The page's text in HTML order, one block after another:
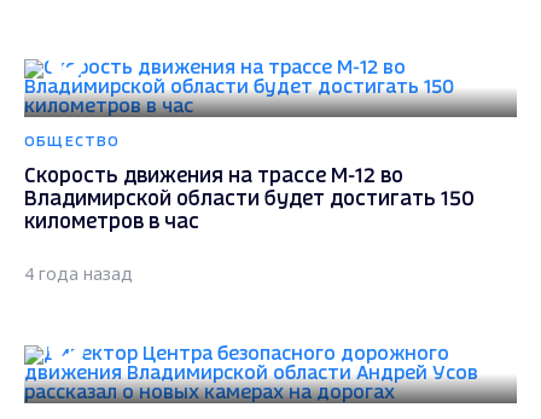
ОБЩЕСТВО
Скорость движения на трассе М-12 во
Владимирской области будет достигать 150
километров в час
4 года назад